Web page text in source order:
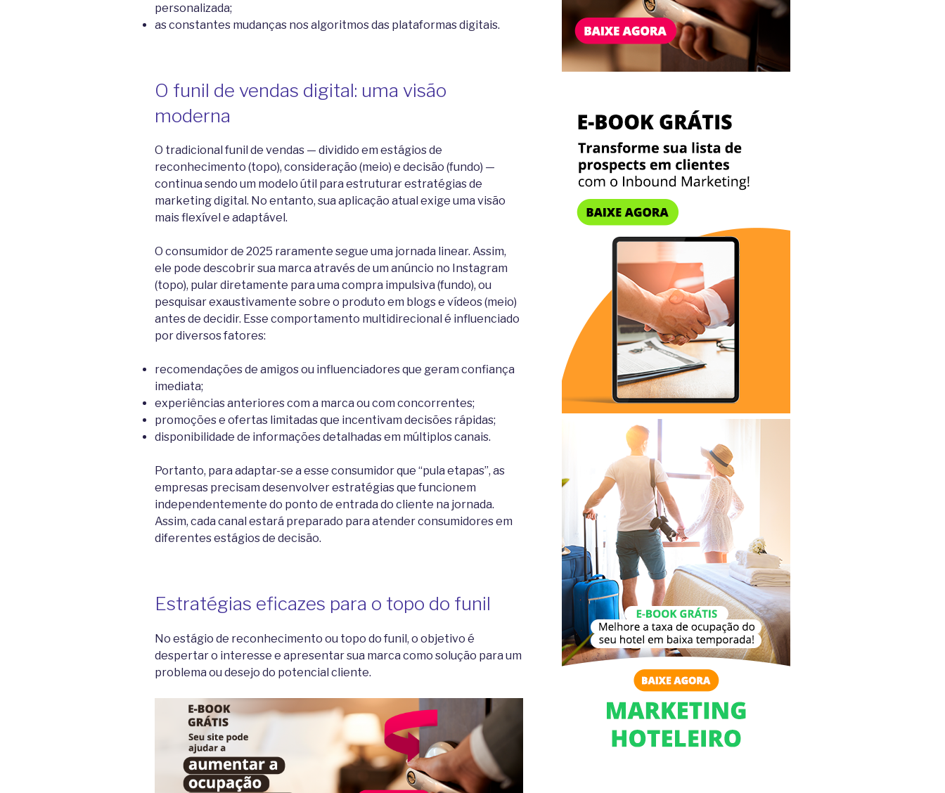
personalizada;
as constantes mudanças nos algoritmos das plataformas digitais.
O funil de vendas digital: uma visão
moderna
O tradicional funil de vendas — dividido em estágios de
reconhecimento (topo), consideração (meio) e decisão (fundo) —
continua sendo um modelo útil para estruturar estratégias de
marketing digital. No entanto, sua aplicação atual exige uma visão
mais flexível e adaptável.
O consumidor de 2025 raramente segue uma jornada linear. Assim,
ele pode descobrir sua marca através de um anúncio no Instagram
(topo), pular diretamente para uma compra impulsiva (fundo), ou
pesquisar exaustivamente sobre o produto em blogs e vídeos (meio)
antes de decidir. Esse comportamento multidirecional é influenciado
por diversos fatores:
recomendações de amigos ou influenciadores que geram confiança
imediata;
experiências anteriores com a marca ou com concorrentes;
promoções e ofertas limitadas que incentivam decisões rápidas;
disponibilidade de informações detalhadas em múltiplos canais.
Portanto, para adaptar-se a esse consumidor que “pula etapas”, as
empresas precisam desenvolver estratégias que funcionem
independentemente do ponto de entrada do cliente na jornada.
Assim, cada canal estará preparado para atender consumidores em
diferentes estágios de decisão.
Estratégias eficazes para o topo do funil
No estágio de reconhecimento ou topo do funil, o objetivo é
despertar o interesse e apresentar sua marca como solução para um
problema ou desejo do potencial cliente.